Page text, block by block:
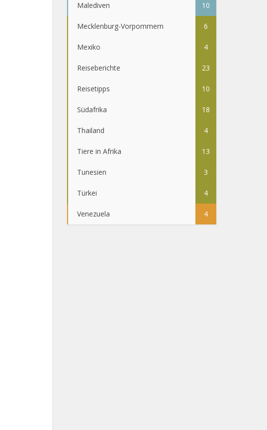
Malediven 10
Mecklenburg-Vorpommern 6
Mexiko 4
Reiseberichte 23
Reisetipps 10
Südafrika 18
Thailand 4
Tiere in Afrika 13
Tunesien 3
Türkei 4
Venezuela 4